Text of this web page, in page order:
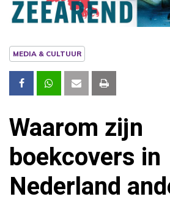
MEDIA & CULTUUR
Waarom zijn
boekcovers in
Nederland